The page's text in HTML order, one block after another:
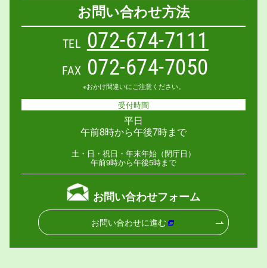
お問い合わせ方法
TEL 072-674-7111
FAX 072-674-7050
※おかけ間違いにご注意ください。
受付時間
平日
午前8時から午後7時まで
土・日・祝日・年末年始（閉庁日）
午前9時から午後5時まで
お問い合わせフォーム
お問い合わせに進む